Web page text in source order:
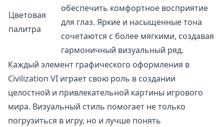
Цветовая
палитра
обеспечить комфортное восприятие
для глаз. Яркие и насыщенные тона
сочетаются с более мягкими, создавая
гармоничный визуальный ряд.
Каждый элемент графического оформления в
Civilization VI играет свою роль в создании
целостной и привлекательной картины игрового
мира. Визуальный стиль помогает не только
погрузиться в игру, но и лучше понять